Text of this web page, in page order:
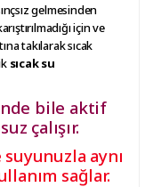
gelmesinden
için ve
takılarak sıcak
sıcak su
bile aktif
çalışır.
aynı
sağlar.